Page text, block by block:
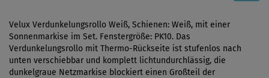
Velux Verdunkelungsrollo Weiß, Schienen: Weiß, mit einer
Sonnenmarkise im Set. Fenstergröße: PK10. Das
Verdunkelungsrollo mit Thermo-Rückseite ist stufenlos nach
unten verschiebbar und komplett lichtundurchlässig, die
dunkelgraue Netzmarkise blockiert einen Großteil der